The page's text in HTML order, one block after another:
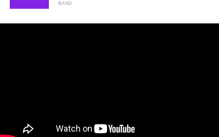
BAND